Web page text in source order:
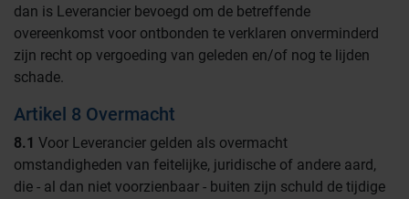
dan is Leverancier bevoegd om de betreffende
overeenkomst voor ontbonden te verklaren onverminderd
zijn recht op vergoeding van geleden en/of nog te lijden
schade.
Artikel 8 Overmacht
8.1 Voor Leverancier gelden als overmacht
omstandigheden van feitelijke, juridische of andere aard,
die - al dan niet voorzienbaar - buiten zijn schuld de tijdige